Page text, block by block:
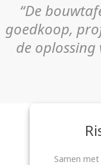
“De
goedkoop,
de
Samen